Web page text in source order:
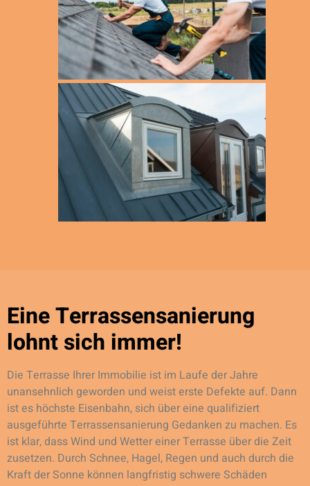
Eine Terrassensanierung
lohnt sich immer!
Die Terrasse Ihrer Immobilie ist im Laufe der Jahre
unansehnlich geworden und weist erste Defekte auf. Dann
ist es höchste Eisenbahn, sich über eine qualifiziert
ausgeführte Terrassensanierung Gedanken zu machen. Es
ist klar, dass Wind und Wetter einer Terrasse über die Zeit
zusetzen. Durch Schnee, Hagel, Regen und auch durch die
Kraft der Sonne können langfristig schwere Schäden